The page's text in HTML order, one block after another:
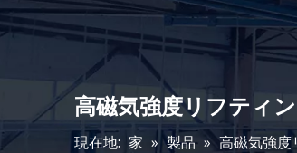
高磁気強度リフティ
現在地: 家 » 製品 » 高磁気強度